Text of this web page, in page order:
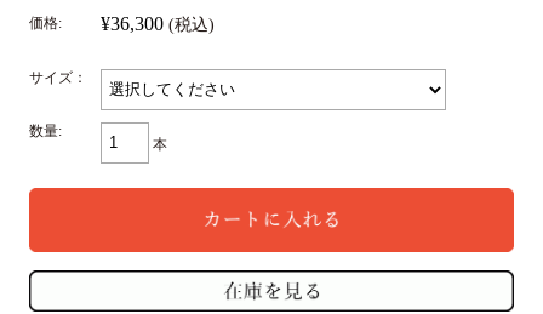
価格: ¥36,300 (税込)
サイズ：
数量:
本